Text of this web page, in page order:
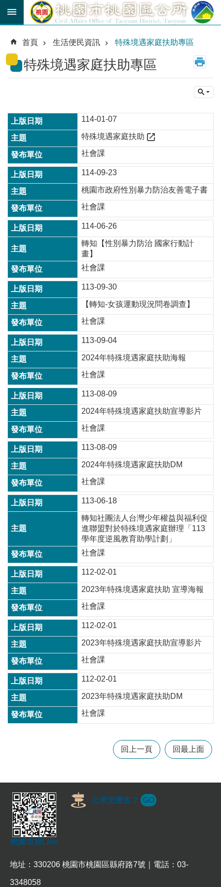
跳到主要內容區塊
育
貼
公
市
民
卡
進
階
搜
尋
本
區
介
紹
訊
息
公
告
生
活
便
民
資
訊
機
關
通
訊
錄
相
關
資
料
回
首
頁
網
站
導
覽
市
政
信
箱
常
見
問
題
桃
E
h
私
權
首頁 生活便民資訊 特殊境遇家庭扶助專區
特殊境遇家庭扶助專區
114-01-07
特殊境遇家庭扶助
社會課
114-09-23
桃園市政府性別暴力防治友善電子書
社會課
114-06-26
轉知【性別暴力防治 國家行動計
畫】
社會課
113-09-30
【轉知-女孩運動現況問卷調查】
社會課
113-09-04
2024年特殊境遇家庭扶助海報
社會課
113-08-09
2024年特殊境遇家庭扶助宣導影片
社會課
113-08-09
2024年特殊境遇家庭扶助DM
社會課
113-06-18
轉知社團法人台灣少年權益與福利促
進聯盟對於特殊境遇家庭辦理「113
學年度逆風教育助學計劃」
社會課
112-02-01
2023年特殊境遇家庭扶助 宣導海報
社會課
112-02-01
2023年特殊境遇家庭扶助宣導影片
社會課
112-02-01
2023年特殊境遇家庭扶助DM
社會課
回上一頁 回最上面
桃園市府Line
公所怎麼去？ GO
地址：330206 桃園市桃園區縣府路7號｜電話：03-
3348058